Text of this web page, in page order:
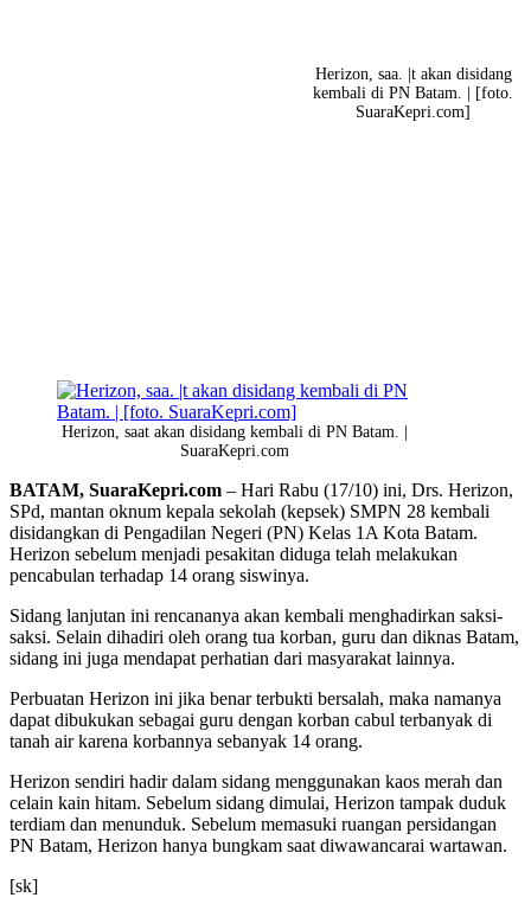
Herizon, saa. |t akan disidang
kembali di PN Batam. | [foto.
SuaraKepri.com]
Herizon, saat akan disidang kembali di PN Batam. |
SuaraKepri.com
BATAM, SuaraKepri.com – Hari Rabu (17/10) ini, Drs. Herizon,
SPd, mantan oknum kepala sekolah (kepsek) SMPN 28 kembali
disidangkan di Pengadilan Negeri (PN) Kelas 1A Kota Batam.
Herizon sebelum menjadi pesakitan diduga telah melakukan
pencabulan terhadap 14 orang siswinya.
Sidang lanjutan ini rencananya akan kembali menghadirkan saksi-
saksi. Selain dihadiri oleh orang tua korban, guru dan diknas Batam,
sidang ini juga mendapat perhatian dari masyarakat lainnya.
Perbuatan Herizon ini jika benar terbukti bersalah, maka namanya
dapat dibukukan sebagai guru dengan korban cabul terbanyak di
tanah air karena korbannya sebanyak 14 orang.
Herizon sendiri hadir dalam sidang menggunakan kaos merah dan
celain kain hitam. Sebelum sidang dimulai, Herizon tampak duduk
terdiam dan menunduk. Sebelum memasuki ruangan persidangan
PN Batam, Herizon hanya bungkam saat diwawancarai wartawan.
[sk]